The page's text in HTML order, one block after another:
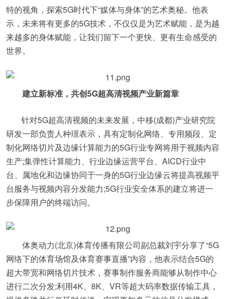
特的视角，探索5G时代下“媒体与身体”的艺术奥秘。他表
示，未来将有更多的5G技术，不仅仅是为艺术赋能，是为越
来越多的身体赋能，让我们留下一个更快、更有生命感受的
世界。
建立新标准，共创5G超高清视频产业新篇章
针对5G超高清视频的未来发展，中移(成都)产业研究院
研发一部负责人种璟表示，具有定制化网络、专用频段、定
制化网络切片及边缘计算能力的5G行业专网将用于视频内容
生产;集弹性计算能力、行业边缘运营平台、AICD行业中
台、属地化和边缘协同于一身的5G行业边缘云将提高视频平
台服务与视频内容分发能力;5G行业安全体系的建立将进一
步保障用户的终端访问。
体奥动力(北京)体育传播有限公司副总裁刘宇分享了“5G
网络下的体育场馆及体育赛事直播”内容，他表示结合5G的
超大带宽和网络切片技术，赛事制作服务商能够从制作中心
进行二次分发;利用4K、8K、VR等超大码率数据传输工具，